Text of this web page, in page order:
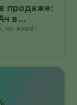
продаже:
в
мм?
но живёт